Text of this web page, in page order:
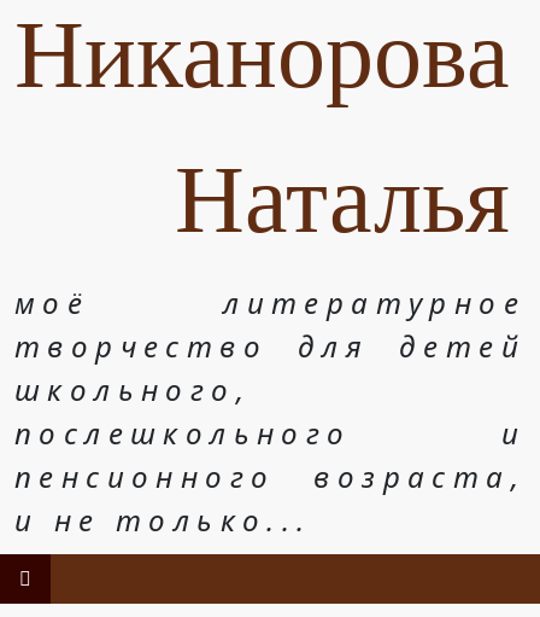
Никанорова
Наталья
моё литературное
творчество для детей
школьного,
послешкольного и
пенсионного возраста,
и не только...